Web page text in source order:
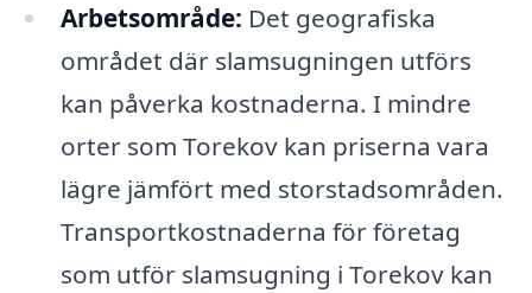
Arbetsområde: Det geografiska
området där slamsugningen utförs
kan påverka kostnaderna. I mindre
orter som Torekov kan priserna vara
lägre jämfört med storstadsområden.
Transportkostnaderna för företag
som utför slamsugning i Torekov kan